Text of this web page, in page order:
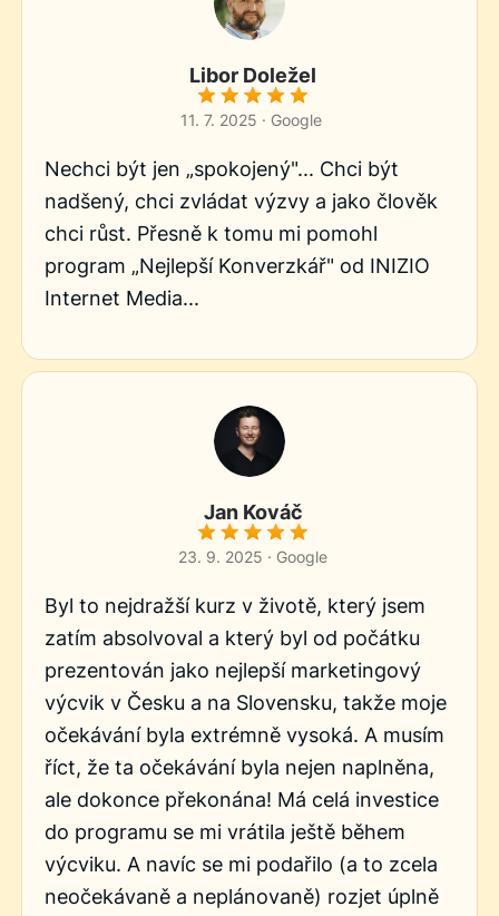
Libor Doležel
11. 7. 2025 · Google
Nechci být jen „spokojený"... Chci být
nadšený, chci zvládat výzvy a jako člověk
chci růst. Přesně k tomu mi pomohl
program „Nejlepší Konverzkář" od INIZIO
Internet Media...
Jan Kováč
23. 9. 2025 · Google
Byl to nejdražší kurz v životě, který jsem
zatím absolvoval a který byl od počátku
prezentován jako nejlepší marketingový
výcvik v Česku a na Slovensku, takže moje
očekávání byla extrémně vysoká. A musím
říct, že ta očekávání byla nejen naplněna,
ale dokonce překonána! Má celá investice
do programu se mi vrátila ještě během
výcviku. A navíc se mi podařilo (a to zcela
neočekávaně a neplánovaně) rozjet úplně